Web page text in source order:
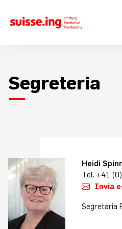
Segreteria
Heidi
Tel. +41
Invia
Segretaria